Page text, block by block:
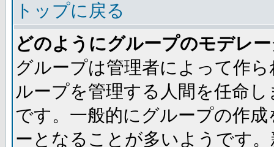
トップに戻る
どのようにグループのモデレ
グループは管理者によって作
ループを管理する人間を任命
です。一般的にグループの作
ーとなることが多いようです